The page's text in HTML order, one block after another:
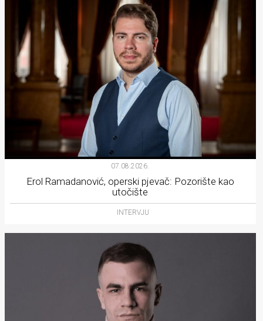
07.08.2026.
Erol Ramadanović, operski pjevač: Pozorište kao
utočište
INTERVJU